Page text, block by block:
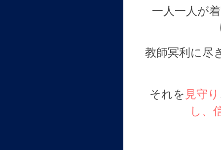
一人一人が
教師冥利に尽
それを 見守り
し 、